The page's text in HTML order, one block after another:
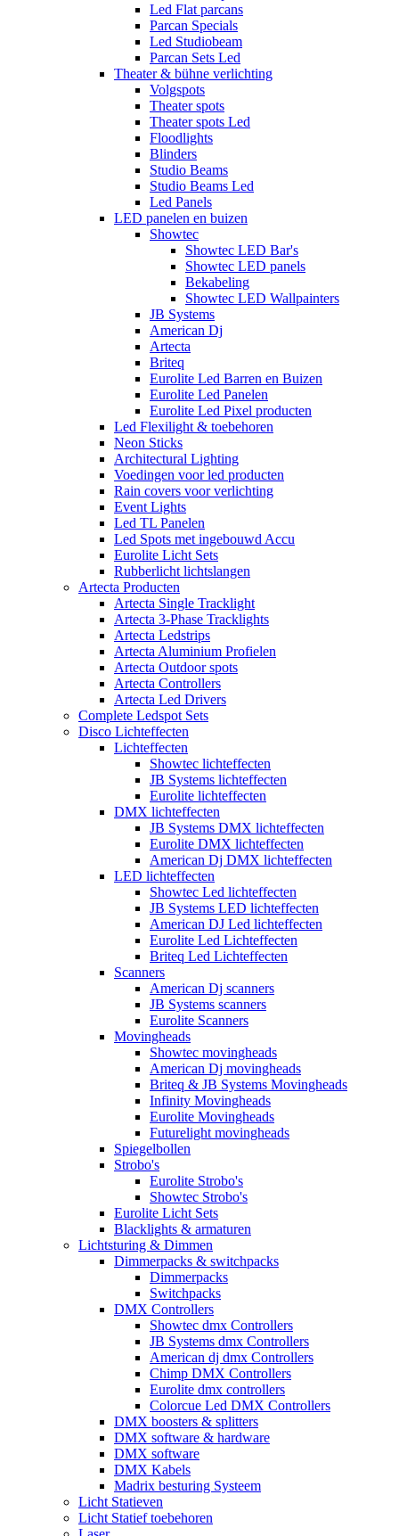
Led Flat parcans
Parcan Specials
Led Studiobeam
Parcan Sets Led
Theater & bühne verlichting
Volgspots
Theater spots
Theater spots Led
Floodlights
Blinders
Studio Beams
Studio Beams Led
Led Panels
LED panelen en buizen
Showtec
Showtec LED Bar's
Showtec LED panels
Bekabeling
Showtec LED Wallpainters
JB Systems
American Dj
Artecta
Briteq
Eurolite Led Barren en Buizen
Eurolite Led Panelen
Eurolite Led Pixel producten
Led Flexilight & toebehoren
Neon Sticks
Architectural Lighting
Voedingen voor led producten
Rain covers voor verlichting
Event Lights
Led TL Panelen
Led Spots met ingebouwd Accu
Eurolite Licht Sets
Rubberlicht lichtslangen
Artecta Producten
Artecta Single Tracklight
Artecta 3-Phase Tracklights
Artecta Ledstrips
Artecta Aluminium Profielen
Artecta Outdoor spots
Artecta Controllers
Artecta Led Drivers
Complete Ledspot Sets
Disco Lichteffecten
Lichteffecten
Showtec lichteffecten
JB Systems lichteffecten
Eurolite lichteffecten
DMX lichteffecten
JB Systems DMX lichteffecten
Eurolite DMX lichteffecten
American Dj DMX lichteffecten
LED lichteffecten
Showtec Led lichteffecten
JB Systems LED lichteffecten
American DJ Led lichteffecten
Eurolite Led Lichteffecten
Briteq Led Lichteffecten
Scanners
American Dj scanners
JB Systems scanners
Eurolite Scanners
Movingheads
Showtec movingheads
American Dj movingheads
Briteq & JB Systems Movingheads
Infinity Movingheads
Eurolite Movingheads
Futurelight movingheads
Spiegelbollen
Strobo's
Eurolite Strobo's
Showtec Strobo's
Eurolite Licht Sets
Blacklights & armaturen
Lichtsturing & Dimmen
Dimmerpacks & switchpacks
Dimmerpacks
Switchpacks
DMX Controllers
Showtec dmx Controllers
JB Systems dmx Controllers
American dj dmx Controllers
Chimp DMX Controllers
Eurolite dmx controllers
Colorcue Led DMX Controllers
DMX boosters & splitters
DMX software & hardware
DMX software
DMX Kabels
Madrix besturing Systeem
Licht Statieven
Licht Statief toebehoren